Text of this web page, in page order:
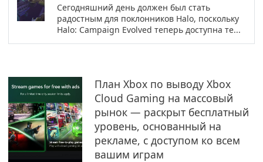
Сегодняшний день должен был стать
радостным для поклонников Halo, поскольку
Halo: Campaign Evolved теперь доступна те...
План Xbox по выводу Xbox
Cloud Gaming на массовый
рынок — раскрыт бесплатный
уровень, основанный на
рекламе, с доступом ко всем
вашим играм